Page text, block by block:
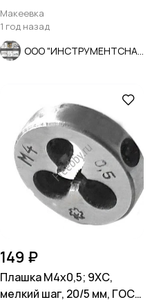
односторонний,
укороченный, оцинкованн
Макеевка
1 год назад
149 ₽
Плашка М4х0,5; 9ХС,
мелкий шаг, 20/5 мм, ГОСТ